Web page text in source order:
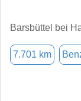
Barsbüttel bei
7.701 km